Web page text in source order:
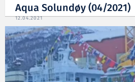
Aqua Solundøy (04/2021)
12.04.2021